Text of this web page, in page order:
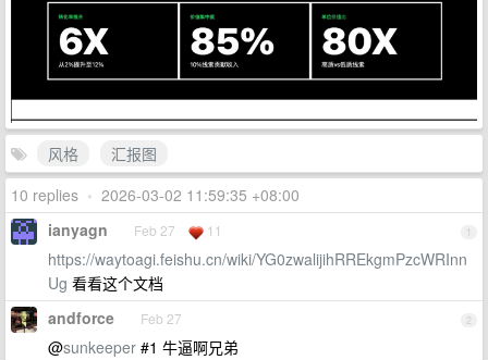
风格
汇报图
10 replies • 2026-03-02 11:59:35 +08:00
1
ianyagn Feb 27 11
https://waytoagi.feishu.cn/wiki/YG0zwalijihRREkgmPzcWRInn
Ug 看看这个文档
2
andforce Feb 27
@sunkeeper #1 牛逼啊兄弟